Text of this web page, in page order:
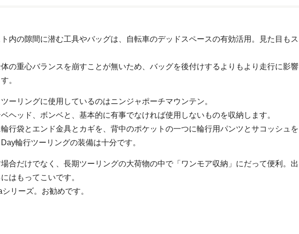
内の隙間に潜む工具やバッグは、自転車のデッドスペースの有効活用。見た目もス
の重心バランスを崩すことが無いため、バッグを後付けするよりもより走行に影響
。
ーリングに使用しているのはニンジャポーチマウンテン。
ヘッド、ボンベと、基本的に有事でなければ使用しないものを収納します。
行袋とエンド金具とカギを、背中のポケットの一つに輪行用パンツとサコッシュを
輪行ツーリングの装備は十分です。
合だけでなく、長期ツーリングの大荷物の中で「ワンモア収納」にだって便利。出
はもってこいです。
リーズ。お勧めです。